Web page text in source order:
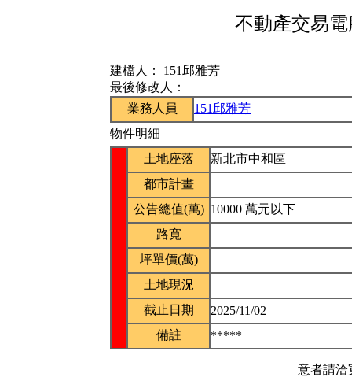
不動產交易
建檔人： 151邱雅芳
最後修改人：
業務人員
151邱雅芳
物件明細
土地座落
新北市中和區
都市計畫
公告總值(萬) 10000 萬元以下
路寬
坪單價(萬)
土地現況
截止日期
2025/11/02
備註
*****
意者請洽